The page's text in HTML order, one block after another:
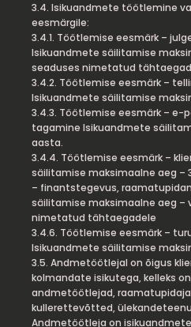
3.4. Isikuandmete töötlemine
eesmärgile:
3.4.1. Töötlemise eesmärk –
Isikuandmete säilitamise
seaduses nimetatud
3.4.2. Töötlemise eesmärk –
Isikuandmete säilitamise
3.4.3. Töötlemise eesmärk –
tagamine Isikuandmete
aasta.
3.4.4. Töötlemise eesmärk –
säilitamise maksimaalne aeg –
– finantstegevus,
säilitamise maksimaalne aeg –
nimetatud tähtaegadele
3.4.6. Töötlemise eesmärk –
Isikuandmete säilitamise
3.5. Andmetöötlejal on õigus
kolmandate isikutega, kelleks
andmetöötlejad,
kullerettevõtted,
Andmetöötleja on